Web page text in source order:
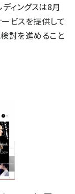
ィングスは8月
ビスを提供して
討を進めること